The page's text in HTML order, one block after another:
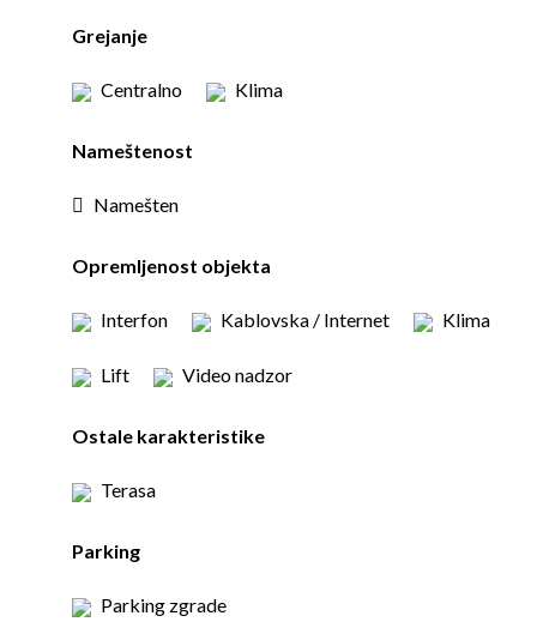
Grejanje
Centralno Klima
Nameštenost
Namešten
Opremljenost objekta
Interfon Kablovska / Internet Klima
Lift Video nadzor
Ostale karakteristike
Terasa
Parking
Parking zgrade